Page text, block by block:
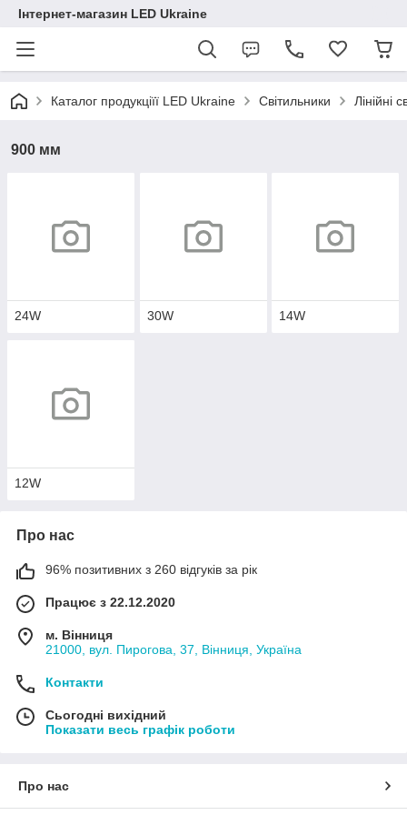
Інтернет-магазин LED Ukraine
Каталог продукціїї LED Ukraine Світильники Лінійні
900 мм
24W 30W 14W
12W
Про нас
96% позитивних з 260 відгуків за рік
Працює з 22.12.2020
м. Вінниця
21000, вул. Пирогова, 37, Вінниця, Україна
Контакти
Сьогодні вихідний
Показати весь графік роботи
Про нас